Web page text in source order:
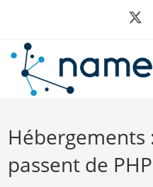
Hébergements
passent de